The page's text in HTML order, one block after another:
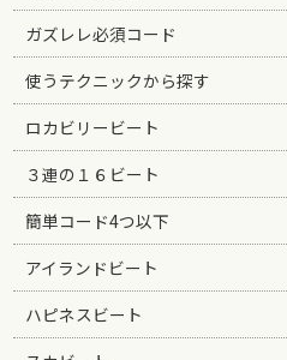
ガズレレ必須コード
使うテクニックから探す
ロカビリービート
３連の１６ビート
簡単コード4つ以下
アイランドビート
ハピネスビート